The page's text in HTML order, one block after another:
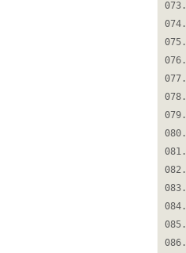
073.
074.
075.
076.
077.
078.
079.
080.
081.
082.
083.
084.
085.
086.